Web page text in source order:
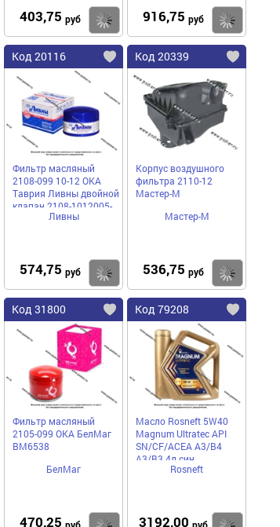
403,75 руб Купить
916,75 руб
Код 20116
Фильтр масляный
2108-099 10-12 ОКА
Таврия Ливны двойной
клапан 2108-1012005-
Ливны
574,75 руб Купить
Код 20339
Корпус воздушного
фильтра 2110-12
Мастер-М
Мастер-М
536,75 руб
Код 31800
Фильтр масляный
2105-099 ОКА БелМаг
BM6538
БелМаг
470,25 руб
Код 79208
Масло Rosneft 5W40
Magnum Ultratec API
SN/CF/ACEA A3/B4
A3/B3 4л син
Rosneft
3192,00 руб